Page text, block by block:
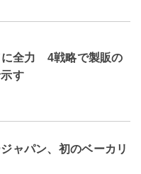
に全力 4戦略で製販の
す
ャパン、初のベーカリ